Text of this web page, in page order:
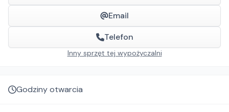
Email
Telefon
Inny sprzęt tej wypożyczalni
Godziny otwarcia